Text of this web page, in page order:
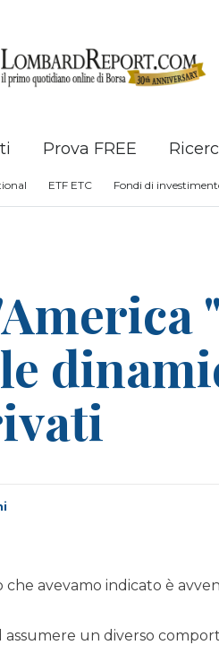
Prova FREE
ETF ETC Fondi di
avevamo indicato è
un diverso